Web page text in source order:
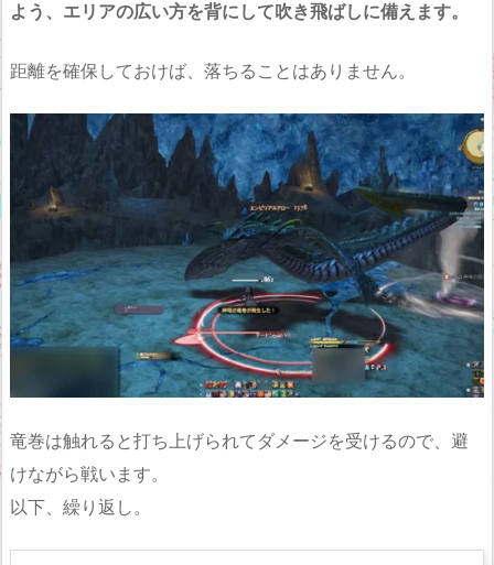
よう、エリアの広い方を背にして吹き飛ばしに備えます。
距離を確保しておけば、落ちることはありません。
竜巻は触れると打ち上げられてダメージを受けるので、避
けながら戦います。
以下、繰り返し。